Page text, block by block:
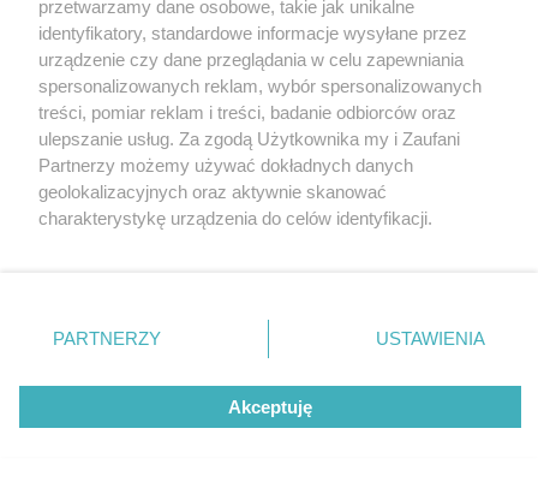
Nie zapomnij
zapoznać się z:
polityką prywatności
Twojemiasto
Piekary Śląskie
Chorzów
Tarnowskie Góry
Gliwice
Skontakuj sięz nami
Kontakt
Redakcja
Newsletter
przetwarzamy dane osobowe, takie jak unikalne
identyfikatory, standardowe informacje wysyłane przez
urządzenie czy dane przeglądania w celu zapewniania
spersonalizowanych reklam, wybór spersonalizowanych
treści, pomiar reklam i treści, badanie odbiorców oraz
ulepszanie usług. Za zgodą Użytkownika my i Zaufani
Partnerzy możemy używać dokładnych danych
geolokalizacyjnych oraz aktywnie skanować
charakterystykę urządzenia do celów identyfikacji.
zmienić/wycofać klikając przycisk ustawień prywatności
znajdujący się w lewym dolnym rogu strony
rodzaje przetwarzania danych nie wymagają zgody
użytkownika, ale masz prawo sprzeciwić się takiemu
przetwarzaniu. Preferencje będą miały zastosowania tylko
PARTNERZY USTAWIENIA
Akceptuję